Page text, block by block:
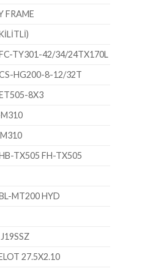
FRAME
TY301-42/34/24TX170L
HG200-8-12/32T
8X3
TX505 FH-TX505
MT200 HYD
27.5X2.10